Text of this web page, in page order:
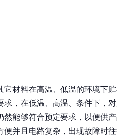
材料在高温、低温的环境下
，在低温、高温、条件下，
能够符合预定要求，以便供
并且电路复杂，出现故障时往